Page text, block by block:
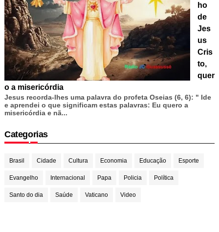
ho
de
Jes
us
Cris
to,
quer
o a misericórdia
Jesus recorda-lhes uma palavra do profeta Oseias (6, 6): " Ide
e aprendei o que significam estas palavras: Eu quero a
misericórdia e nã...
Categorias
Brasil Cidade Cultura Economia Educação Esporte
Evangelho Internacional Papa Policia Política
Santo do dia Saúde Vaticano Video